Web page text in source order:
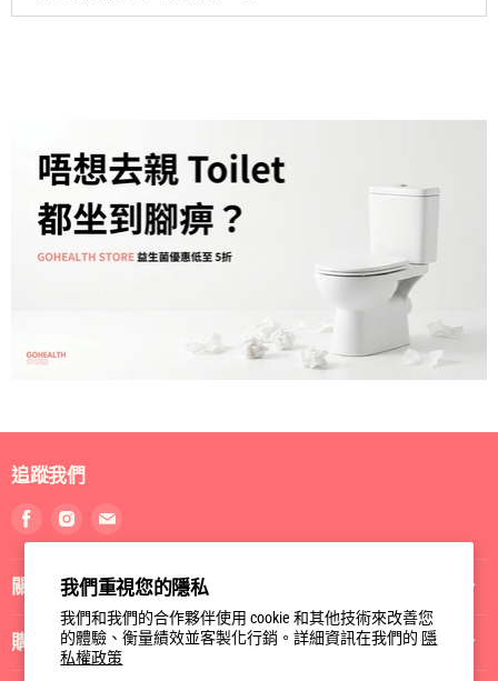
我們重視您的隱私
我們和我們的合作夥伴使用 cookie 和其他技術來改善您
的體驗、衡量績效並客製化行銷。詳細資訊在我們的 隱
私權政策
追蹤我們
到
Facebook
到
們
Instagram
到
們
電
郵
關於我們
購物指南